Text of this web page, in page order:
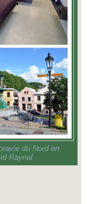
du Nord en
Raynal